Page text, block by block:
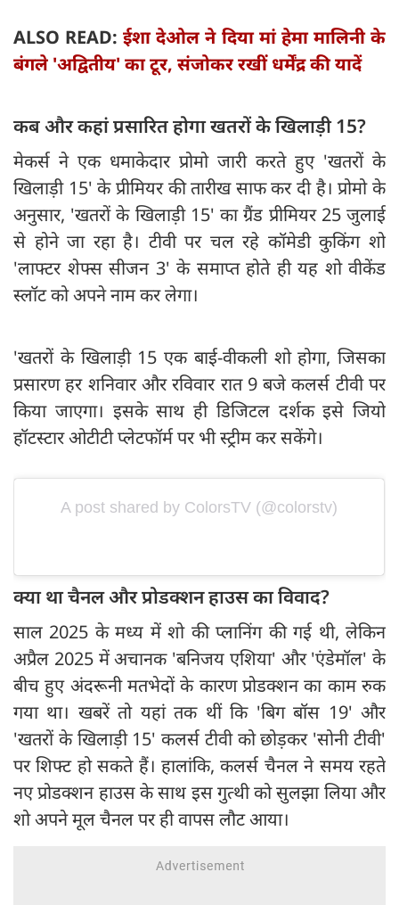
ALSO READ:ईशा देओल ने दिया मां हेमा मालिनी के
बंगले 'अद्वितीय' का टूर, संजोकर रखीं धर्मेंद्र की यादें
कब और कहां प्रसारित होगा खतरों के खिलाड़ी 15?
मेकर्स ने एक धमाकेदार प्रोमो जारी करते हुए 'खतरों के
खिलाड़ी 15' के प्रीमियर की तारीख साफ कर दी है। प्रोमो के
अनुसार, 'खतरों के खिलाड़ी 15' का ग्रैंड प्रीमियर 25 जुलाई
से होने जा रहा है। टीवी पर चल रहे कॉमेडी कुकिंग शो
'लाफ्टर शेफ्स सीजन 3' के समाप्त होते ही यह शो वीकेंड
स्लॉट को अपने नाम कर लेगा।
'खतरों के खिलाड़ी 15 एक बाई-वीकली शो होगा, जिसका
प्रसारण हर शनिवार और रविवार रात 9 बजे कलर्स टीवी पर
किया जाएगा। इसके साथ ही डिजिटल दर्शक इसे जियो
हॉटस्टार ओटीटी प्लेटफॉर्म पर भी स्ट्रीम कर सकेंगे।
A post shared by ColorsTV (@colorstv)
क्या था चैनल और प्रोडक्शन हाउस का विवाद?
साल 2025 के मध्य में शो की प्लानिंग की गई थी, लेकिन
अप्रैल 2025 में अचानक 'बनिजय एशिया' और 'एंडेमॉल' के
बीच हुए अंदरूनी मतभेदों के कारण प्रोडक्शन का काम रुक
गया था। खबरें तो यहां तक थीं कि 'बिग बॉस 19' और
'खतरों के खिलाड़ी 15' कलर्स टीवी को छोड़कर 'सोनी टीवी'
पर शिफ्ट हो सकते हैं। हालांकि, कलर्स चैनल ने समय रहते
नए प्रोडक्शन हाउस के साथ इस गुत्थी को सुलझा लिया और
शो अपने मूल चैनल पर ही वापस लौट आया।